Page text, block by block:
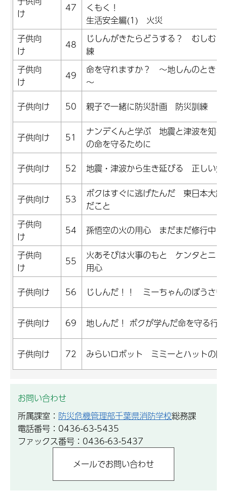
け
47
くもく！
生活安全編(1) 火災
子供向
け
48
じしんがきたらどうする？ むしむし
練
子供向
け
49
命を守れますか？ ～地しんのとき
～
子供向け
50 親子で一緒に防災計画 防災訓練
子供向け 51
ナンデくんと学ぶ 地震と津波を知
の命を守るために
子供向け
52 地震・津波から生き延びる 正しい知
子供向け 53
ボクはすぐに逃げたんだ 東日本大震
だこと
子供向
け
54
孫悟空の火の用心 まだまだ修行中
子供向
け
55
火あそびは火事のもと ケンタとニャ
用心
子供向け
56 じしんだ！！ ミーちゃんのぼうさい
子供向け 69 地しんだ！ ボクが学んだ命を守る行動
子供向け 72 みらいロボット ミミーとハットの防
お問い合わせ
所属課室： 防災危機管理部千葉県消防学校総務課
電話番号：0436-63-5435
ファックス番号：0436-63-5437